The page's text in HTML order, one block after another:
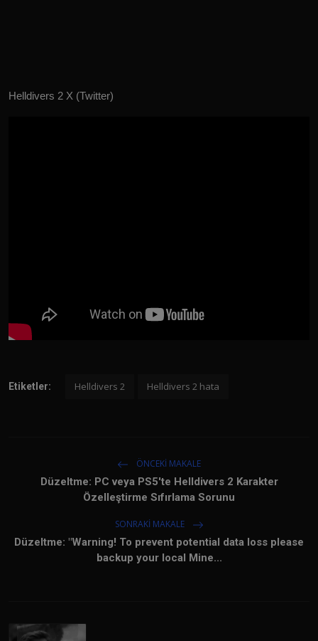
Helldivers 2 X (Twitter)
Etiketler: Helldivers 2 Helldivers 2 hata
ÖNCEKI MAKALE
Düzeltme: PC veya PS5'te Helldivers 2 Karakter
Özelleştirme Sıfırlama Sorunu
SONRAKI MAKALE
Düzeltme: "Warning! To prevent potential data loss please
backup your local Mine...